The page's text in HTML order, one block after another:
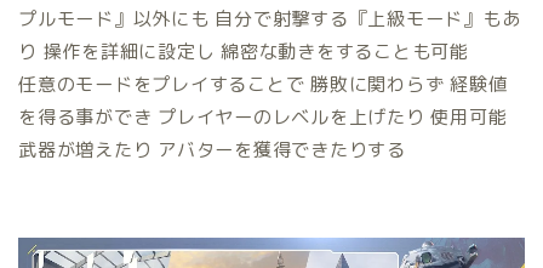
プルモード』以外にも 自分で射撃する『上級モード』もあ
り 操作を詳細に設定し 綿密な動きをすることも可能
任意のモードをプレイすることで 勝敗に関わらず 経験値
を得る事ができ プレイヤーのレベルを上げたり 使用可能
武器が増えたり アバターを獲得できたりする